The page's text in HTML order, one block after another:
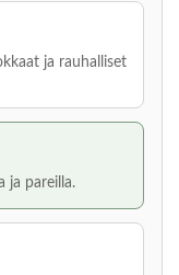
ja rauhalliset
ja pareilla.